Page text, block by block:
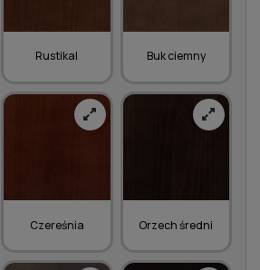
Rustikal Buk ciemny
Czereśnia Orzech średni